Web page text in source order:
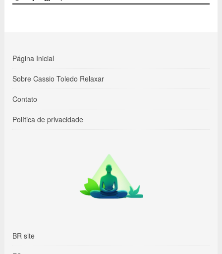
Página Inicial
Sobre Cassio Toledo Relaxar
Contato
Política de privacidade
BR site